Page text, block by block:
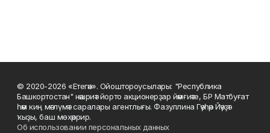
© 2020-2026 «Етегән». Ойоштороусылары: "Республика
Башкортостан" нәшриәт йорто акционерҙар йәмғиәте, БР Матбуғат
һәм киң мәғлүмәт саралары агентлығы. Фазуллина Гәүһәр Йәүҙәт
ҡыҙы, баш мөхәррир.
Об использовании персональных данных